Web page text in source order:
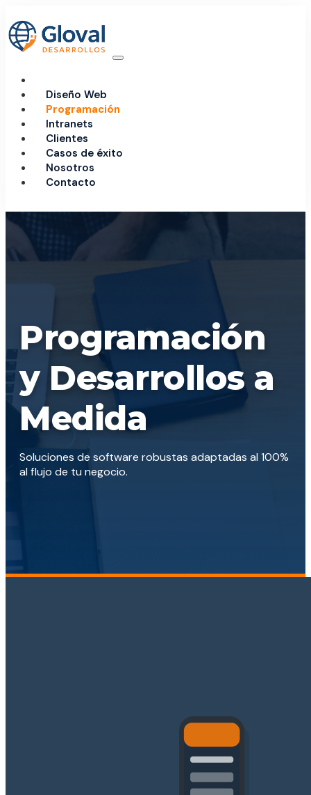
Diseño Web
Programación
Intranets
Clientes
Casos de éxito
Nosotros
Contacto
Programación
y Desarrollos a
Medida
Soluciones de software robustas adaptadas al 100%
al flujo de tu negocio.